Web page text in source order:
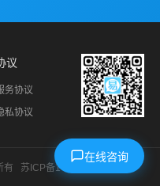
议
务协议
私协议
有 苏ICP备14024966号-1
在线咨询